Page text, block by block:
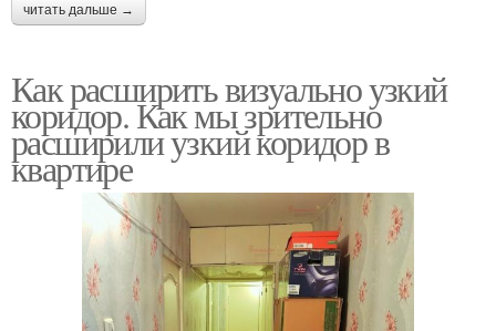
читать дальше →
Как расширить визуально узкий
коридор. Как мы зрительно
расширили узкий коридор в
квартире